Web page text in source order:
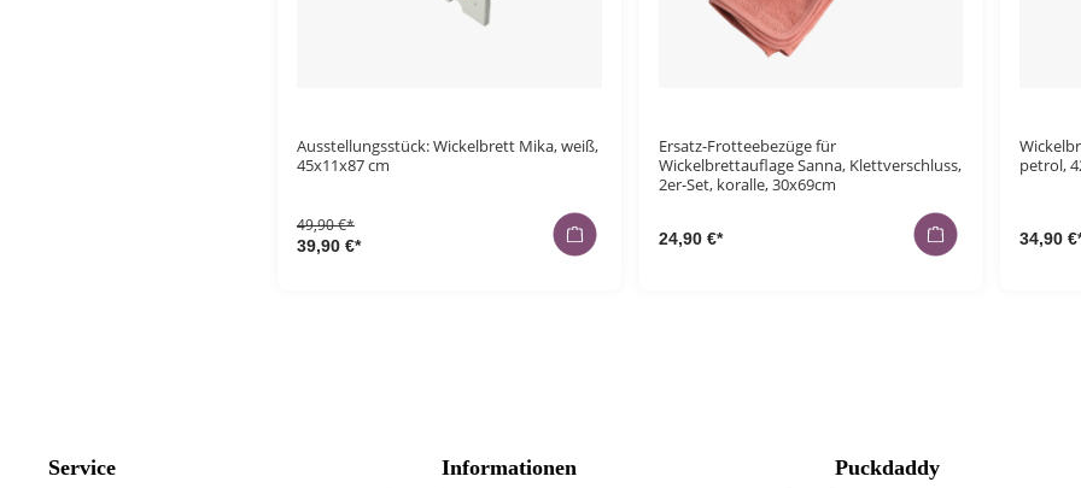
Ausstellungsstück: Wickelbrett Mika, weiß,
45x11x87 cm
49,90 €*
39,90 €*
Ersatz-Frotteebezüge für
Wickelbrettauflage Sanna, Klettverschluss,
2er-Set, koralle, 30x69cm
24,90 €*
petrol,
34,90
Service Informationen Puckdaddy